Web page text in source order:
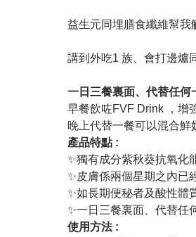
益生元同埋膳食纖維幫我
講到外吃1 族、會打邊爐
一日三餐裏面、代替任何
早餐飲咗FVF Drink ，增
晚上代替一餐可以混合鮮
產品特點 :
✨獨有成分紫秋葵抗氧化
✨皮膚係兩個星期之內已
✨如長期便秘者及酸性體
✨一日三餐裏面、代替任
使用方法 :